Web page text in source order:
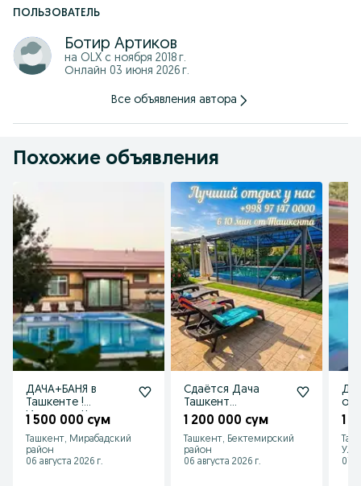
ПОЛЬЗОВАТЕЛЬ
Ботир Артиков
на OLX с ноября 2018 г.
Онлайн 03 июня 2026 г.
Все объявления автора
Похожие объявления
ДАЧА+БАНЯ в
Ташкенте !
Идеально Чисто
Комфортно Уютно
! ПОКИЗА жойи
1 500 000 сум
Ташкент, Мирабадский
район
06 августа 2026 г.
Сдаётся Дача
Ташкент
посуточно
1 200 000 сум
Ташкент, Бектемирский
район
06 августа 2026 г.
1
07